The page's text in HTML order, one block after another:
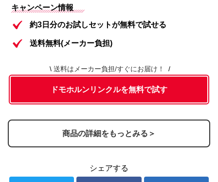
内容②
ルンリンクル 薬用美容液c）
内容③
ルンリンクル 薬用クリームd)
保護乳液
キャンペーン情報
約3日分のお試しセットが無料で試せる
送料無料(メーカー負担)
送料はメーカー負担/すぐにお届け！
ドモホルンリンクルを無料で試す
商品の詳細をもっとみる＞
シェアする